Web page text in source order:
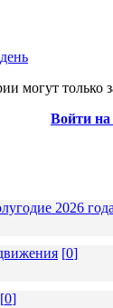
могут только
Войти на
2026 года
[0]
[0]